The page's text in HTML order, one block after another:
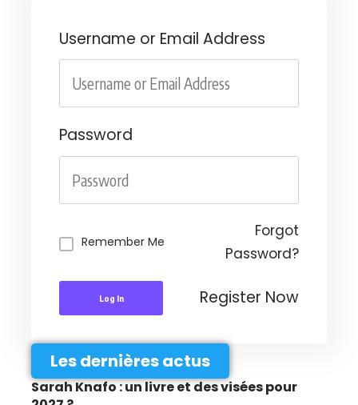
Username or Email Address
Password
Remember Me
Forgot
Password?
Log In Register Now
Les dernières actus
Sarah Knafo : un livre et des visées pour